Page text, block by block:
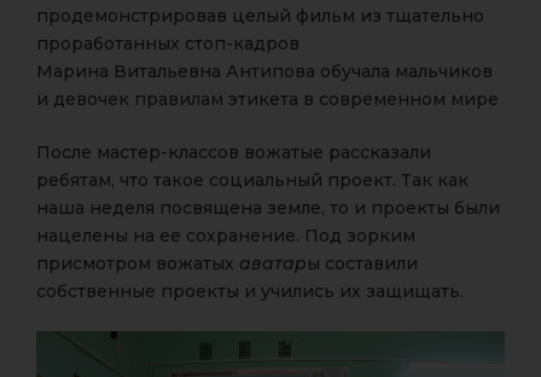
продемонстрировав целый фильм из тщательно
проработанных стоп-кадров
Марина Витальевна Антипова обучала мальчиков
и девочек правилам этикета в современном мире
После мастер-классов вожатые рассказали
ребятам, что такое социальный проект. Так как
наша неделя посвящена земле, то и проекты были
нацелены на ее сохранение. Под зорким
присмотром вожатых аватары составили
собственные проекты и учились их защищать.